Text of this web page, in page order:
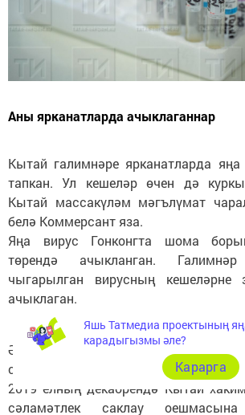
Аны ярканатларда ачыклаганнар
Кытай галимнәре ярканатларда яңа
тапкан. Ул кешеләр өчен дә
Кытай массакүләм мәгълүмат
белә Коммерсант яза.
Яңа вирус Гонконгта шома
төрендә ачыкланган. Галимнәр
чыгарылган вирусның кешеләрне
ачыклаган.
Әмма шул ук вакытта галимнәр
сәбәпләр юк, диләр.
2019 елның декабрендә Кытай
сәламәтлек саклау
Яшь Татмедиа проектының
карадыгызмы әле?
Карарга